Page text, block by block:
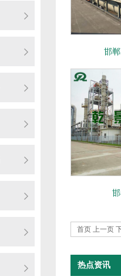
邯
首页 上一页
热点资讯